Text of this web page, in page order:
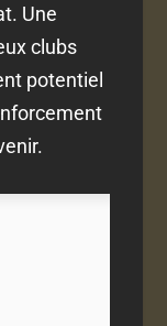
Une
clubs
potentiel